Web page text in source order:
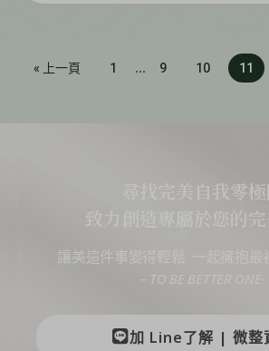
« 上一頁 1 ... 9 10 11
尋找完美自我零
致力創造專屬於您的
讓美這件事變得輕鬆 一起擁抱最
– TO BE BETTER ONE-
加 Line了解 | 微整